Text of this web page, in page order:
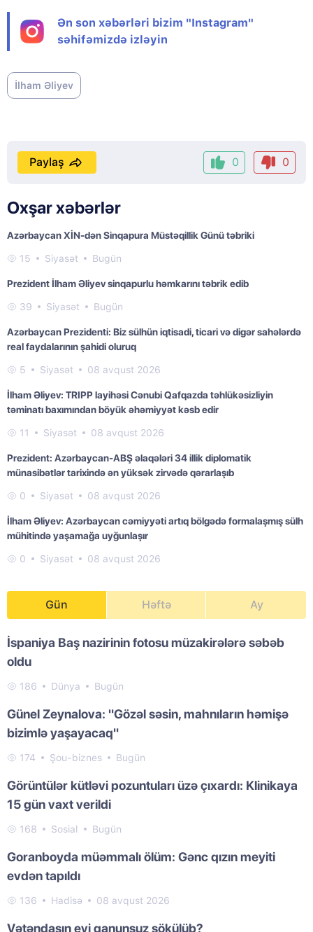
Ən son xəbərləri bizim "Instagram"
səhifəmizdə izləyin
İlham Əliyev
0 0
Paylaş
Oxşar xəbərlər
Azərbaycan XİN-dən Sinqapura Müstəqillik Günü təbriki
15 Siyasət Bugün
Prezident İlham Əliyev sinqapurlu həmkarını təbrik edib
39 Siyasət Bugün
Azərbaycan Prezidenti: Biz sülhün iqtisadi, ticari və digər sahələrdə
real faydalarının şahidi oluruq
5 Siyasət 08 avqust 2026
İlham Əliyev: TRIPP layihəsi Cənubi Qafqazda təhlükəsizliyin
təminatı baxımından böyük əhəmiyyət kəsb edir
11 Siyasət 08 avqust 2026
Prezident: Azərbaycan-ABŞ əlaqələri 34 illik diplomatik
münasibətlər tarixində ən yüksək zirvədə qərarlaşıb
0 Siyasət 08 avqust 2026
İlham Əliyev: Azərbaycan cəmiyyəti artıq bölgədə formalaşmış sülh
mühitində yaşamağa uyğunlaşır
0 Siyasət 08 avqust 2026
Gün Həftə Ay
İspaniya Baş nazirinin fotosu müzakirələrə səbəb
oldu
186 Dünya Bugün
Günel Zeynalova: "Gözəl səsin, mahnıların həmişə
bizimlə yaşayacaq"
174 Şou-biznes Bugün
Görüntülər kütləvi pozuntuları üzə çıxardı: Klinikaya
15 gün vaxt verildi
168 Sosial Bugün
Goranboyda müəmmalı ölüm: Gənc qızın meyiti
evdən tapıldı
136 Hadisə 08 avqust 2026
Vətəndaşın evi qanunsuz sökülüb?